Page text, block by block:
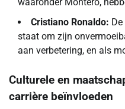
Cristiano Ronaldo:
staat om zijn
aan verbetering, en als
Culturele en
carrière beïnvloeden